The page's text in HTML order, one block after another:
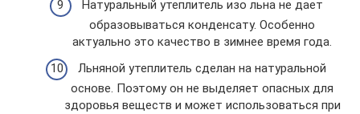
Натуральный утеплитель изо льна не дает
образовываться конденсату. Особенно
актуально это качество в зимнее время года.
Льняной утеплитель сделан на натуральной
основе. Поэтому он не выделяет опасных для
здоровья веществ и может использоваться при